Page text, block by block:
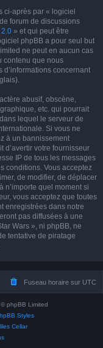
ci-après par « logiciel
forum de discussions
» et qui peut être
phpBB a pour seul but
ne peut en aucun cas
contenu que nous
d’informations concernant
abusif, obscène,
etc. qui pourrait
lequel le serveur de
Si vous ne
à un bannissement
d’avertir votre fournisseur
IP de tous les messages
conditions. Vous acceptez
de modifier, de déplacer
n’importe quel moment si
vous acceptez que toutes
enregistrées dans notre
pas diffusées à une
Wars », ni phpBB, ne
tentative de piratage
Fuseau horaire sur UTC
phpBB Limited
Styles
Cellar